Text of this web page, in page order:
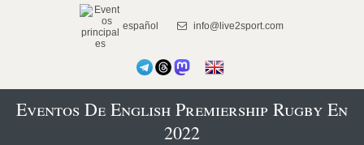
español info@live2sport.com
Eventos De English Premiership Rugby En
2022